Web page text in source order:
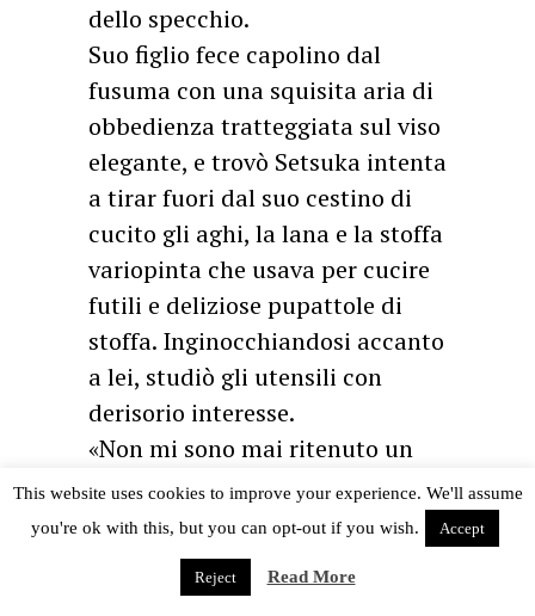
dello specchio.
Suo figlio fece capolino dal
fusuma con una squisita aria di
obbedienza tratteggiata sul viso
elegante, e trovò Setsuka intenta
a tirar fuori dal suo cestino di
cucito gli aghi, la lana e la stoffa
variopinta che usava per cucire
futili e deliziose pupattole di
stoffa. Inginocchiandosi accanto
a lei, studiò gli utensili con
derisorio interesse.
«Non mi sono mai ritenuto un
tipo incline a giocare con le
bambole, madre!»
«Uff, che ragazzino maleducato»
si lamentò lei, arricciando le
This website uses cookies to improve your experience. We'll assume
you're ok with this, but you can opt-out if you wish.
Accept
Reject Read More